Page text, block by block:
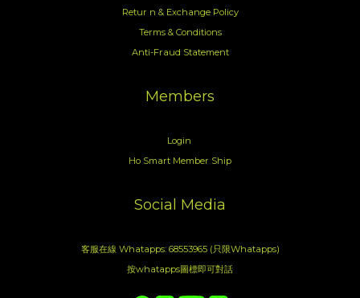
Retur n & Exchange Policy
Terms & Conditions
Anti-Fraud Statement
Members
Login
Ho Smart Member Ship
Social Media
客服在線 Whatapps: 68553965 (只限Whatapps)
按whatapps圖標即可對話